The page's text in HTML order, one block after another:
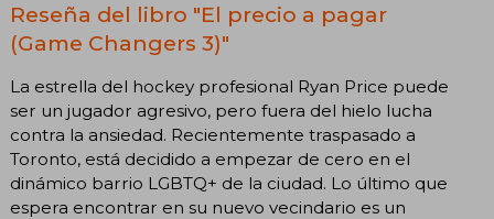
Reseña del libro "El precio a pagar
(Game Changers 3)"
La estrella del hockey profesional Ryan Price puede
ser un jugador agresivo, pero fuera del hielo lucha
contra la ansiedad. Recientemente traspasado a
Toronto, está decidido a empezar de cero en el
dinámico barrio LGBTQ+ de la ciudad. Lo último que
espera encontrar en su nuevo vecindario es un